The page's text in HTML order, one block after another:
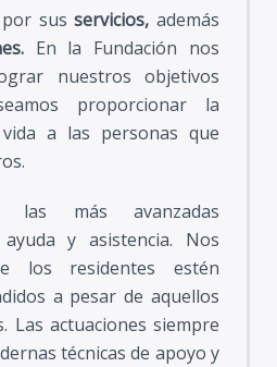
por susservicios, además
En la Fundación nos
nuestros objetivos
proporcionar la
a las personas que
las más avanzadas
y asistencia. Nos
los residentes estén
a pesar de aquellos
Las actuaciones siempre
técnicas de apoyo y